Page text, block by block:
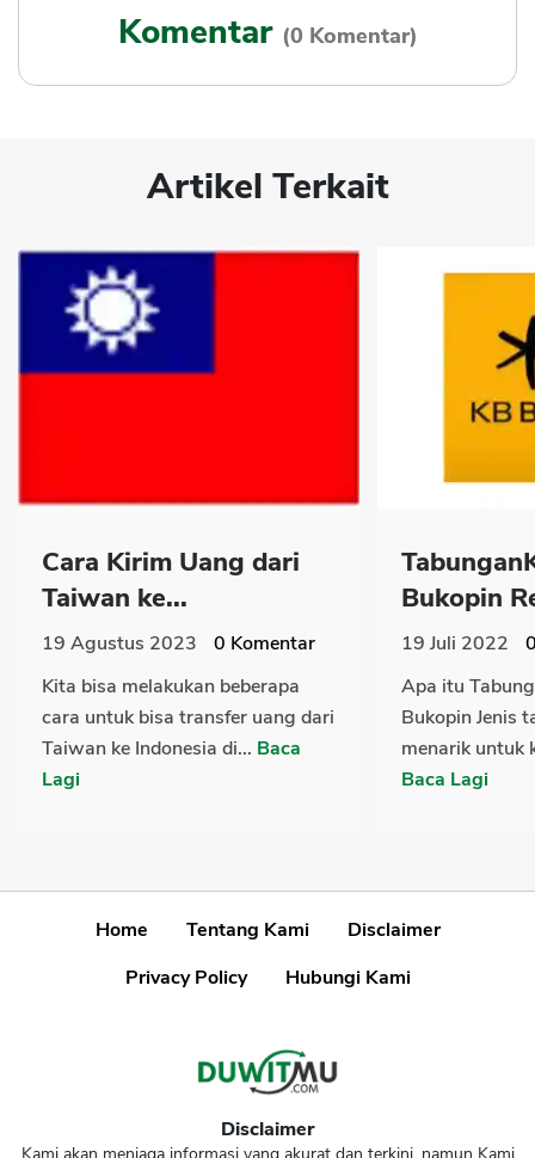
Komentar (0 Komentar)
Artikel Terkait
Cara Kirim Uang dari
Taiwan ke...
19 Agustus 2023 0 Komentar
Kita bisa melakukan beberapa
cara untuk bisa transfer uang dari
Taiwan ke Indonesia di... Baca
Lagi
Bukopin
19 Juli 2022
Apa itu
Bukopin Jenis
menarik untuk
Baca Lagi
Home Tentang Kami
Disclaimer
Privacy Policy
Hubungi Kami
Disclaimer